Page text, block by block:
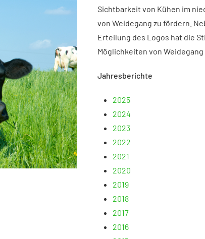
Sichtbarkeit von Kühen im
von Weidegang zu fördern.
Erteilung des Logos hat die
Möglichkeiten von Weidegang
Jahresberichte
2025
2024
2023
2022
2021
2020
2019
2018
2017
2016